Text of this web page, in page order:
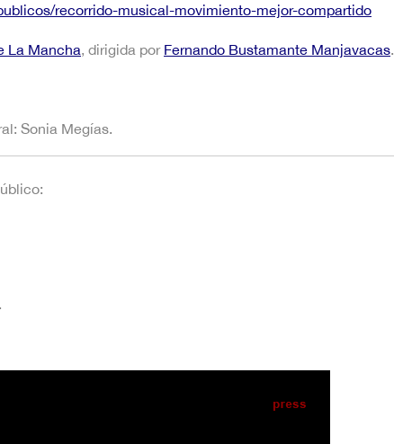
recorrido-musical-movimiento-mejor-compartido
La Mancha, dirigida por Fernando Bustamante Manjavacas.
Sonia Megías.